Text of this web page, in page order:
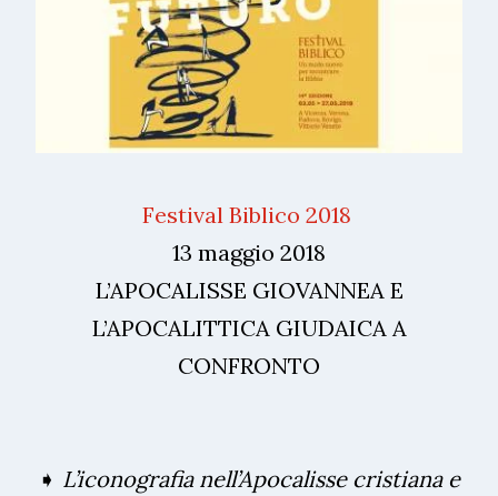
Festival Biblico 2018
13 maggio 2018
L’APOCALISSE GIOVANNEA E
L’APOCALITTICA GIUDAICA A
CONFRONTO
➧ L’iconografia nell’Apocalisse cristiana e